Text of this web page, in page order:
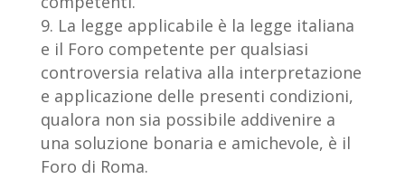
La legge applicabile è la legge italiana
e il Foro competente per qualsiasi
controversia relativa alla interpretazione
e applicazione delle presenti condizioni,
qualora non sia possibile addivenire a
una soluzione bonaria e amichevole, è il
Foro di Roma.